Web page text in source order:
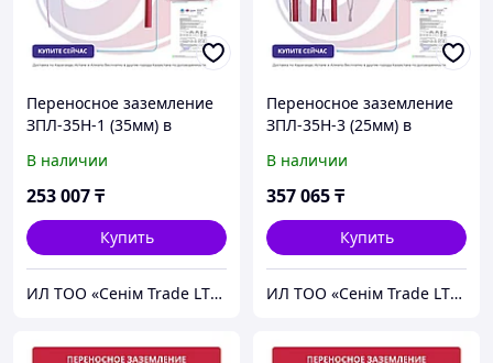
Переносное заземление
ЗПЛ-35Н-1 (35мм) в
протокол испытания
бесплатно
В наличии
253 007₸
Купить
ИЛ ТОО «Сенiм Trade LTD»
Переносное заземление
ЗПЛ-35Н-3 (25мм) в
протокол испытания
бесплатно
В наличии
357 065₸
Купить
ИЛ ТОО «Сенiм Trade LTD»